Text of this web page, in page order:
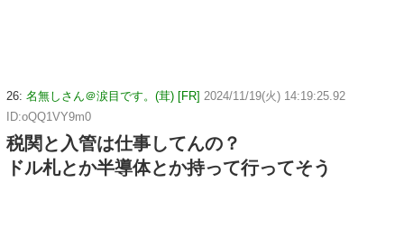
26: 名無しさん＠涙目です。(茸) [FR] 2024/11/19(火) 14:19:25.92
ID:oQQ1VY9m0
税関と入管は仕事してんの？
ドル札とか半導体とか持って行ってそう